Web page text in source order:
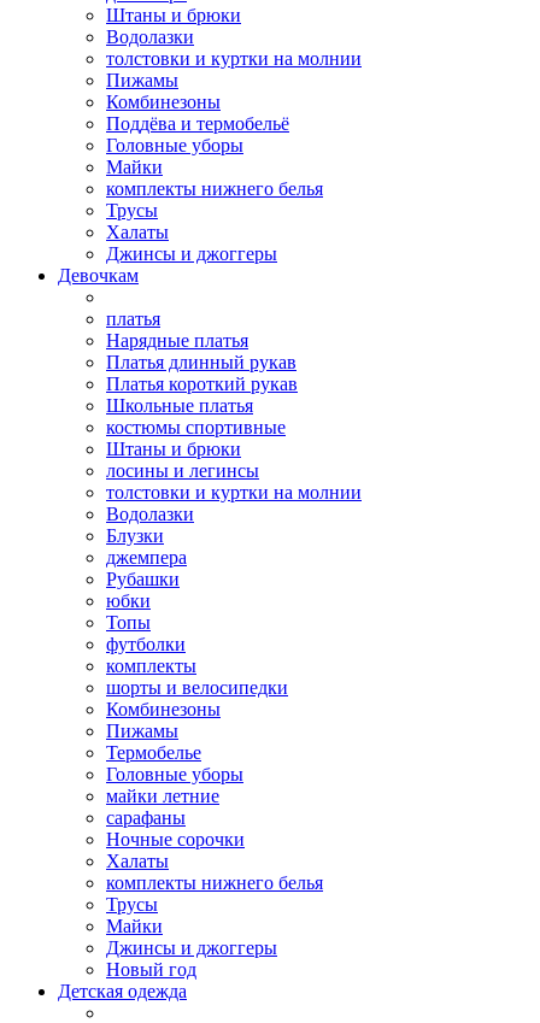
Штаны и брюки
Водолазки
толстовки и куртки на молнии
Пижамы
Комбинезоны
Поддёва и термобельё
Головные уборы
Майки
комплекты нижнего белья
Трусы
Халаты
Джинсы и джоггеры
Девочкам
платья
Нарядные платья
Платья длинный рукав
Платья короткий рукав
Школьные платья
костюмы спортивные
Штаны и брюки
лосины и легинсы
толстовки и куртки на молнии
Водолазки
Блузки
джемпера
Рубашки
юбки
Топы
футболки
комплекты
шорты и велосипедки
Комбинезоны
Пижамы
Термобелье
Головные уборы
майки летние
сарафаны
Ночные сорочки
Халаты
комплекты нижнего белья
Трусы
Майки
Джинсы и джоггеры
Новый год
Детская одежда